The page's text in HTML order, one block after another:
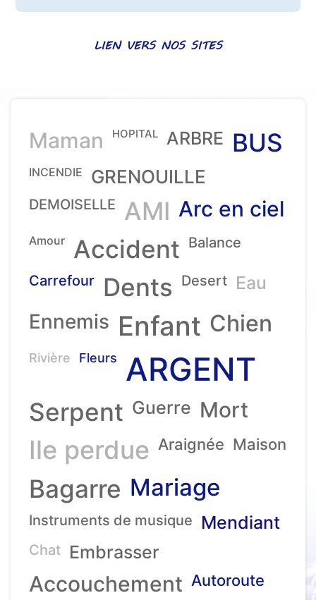
LIEN VERS NOS SITES
Maman HOPITAL ARBRE BUS
INCENDIE GRENOUILLE
DEMOISELLE AMI Arc en ciel
Amour Accident Balance
Carrefour Dents Desert Eau
Ennemis Enfant Chien
Rivière Fleurs ARGENT
Serpent Guerre Mort
Ile perdue Araignée Maison
Bagarre Mariage
Instruments de musique Mendiant
Chat Embrasser
Accouchement Autoroute